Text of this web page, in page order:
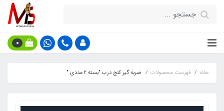
0
خانه فهرست محصولات ضربه گیر کنج درب "بسته 2 عددی "